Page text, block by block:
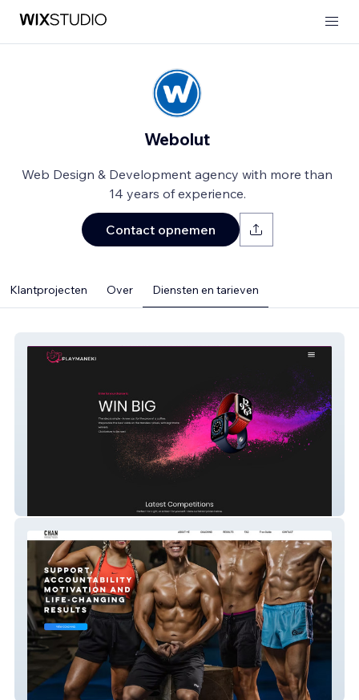
Webolut
Web Design & Development agency with more than
14 years of experience.
Contact opnemen
Klantprojecten Over Diensten en tarieven
Ray Chan PT